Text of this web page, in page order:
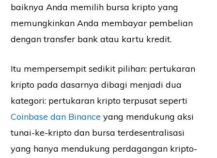
baiknya Anda memilih bursa kripto yang
memungkinkan Anda membayar pembelian
dengan transfer bank atau kartu kredit.
Itu mempersempit sedikit pilihan: pertukaran
kripto pada dasarnya dibagi menjadi dua
kategori: pertukaran kripto terpusat seperti
Coinbase dan Binanceyang mendukung aksi
tunai-ke-kripto dan bursa terdesentralisasi
yang hanya mendukung perdagangan kripto-